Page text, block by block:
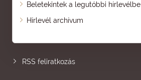
Beletekintek a legutóbbi hírlevélbe
Hírlevél archívum
Oldaltérkép
RSS feliratkozás